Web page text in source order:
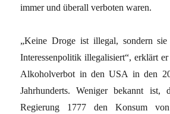
immer und überall verboten waren.
„Keine Droge ist illegal, sondern
Interessenpolitik illegalisiert“, erklärt
Alkoholverbot in den USA in den
Jahrhunderts. Weniger bekannt ist,
Regierung 1777 den Konsum